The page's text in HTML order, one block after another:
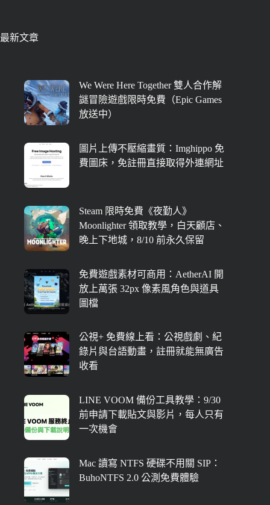
最新文章
We Were Here Together 雙人合作解
謎冒險遊戲限時免費（Epic Games
放送中）
圖片上傳不壓縮畫質：Imghippo 免
費圖床，免註冊直接取得外連網址
Steam 限時免費《夜勤人》
Moonlighter 領取教學，白天顧店、
晚上下地城，8/10 前永久保留
免費遊戲素材可商用：AetherAI 開
放上萬張 32px 像素風角色與道具
圖檔
公視+ 免費線上看：公視戲劇、紀
錄片與台語動畫，註冊就能無廣告
收看
LINE VOOM 備份工具教學：9/30
前申請下載貼文與影片，每人只有
一次機會
Mac 讀寫 NTFS 硬碟不用關 SIP：
BuhoNTFS 2.0 公測免費體驗